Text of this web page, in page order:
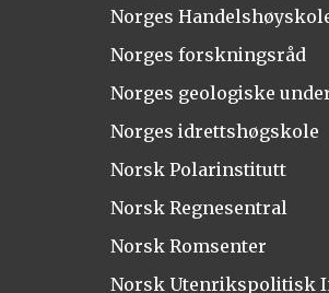
Norges
Norges forskningsråd
Norges geologiske
Norges idrettshøgskole
Norsk Polarinstitutt
Norsk Regnesentral
Norsk Romsenter
Norsk Utenrikspolitisk